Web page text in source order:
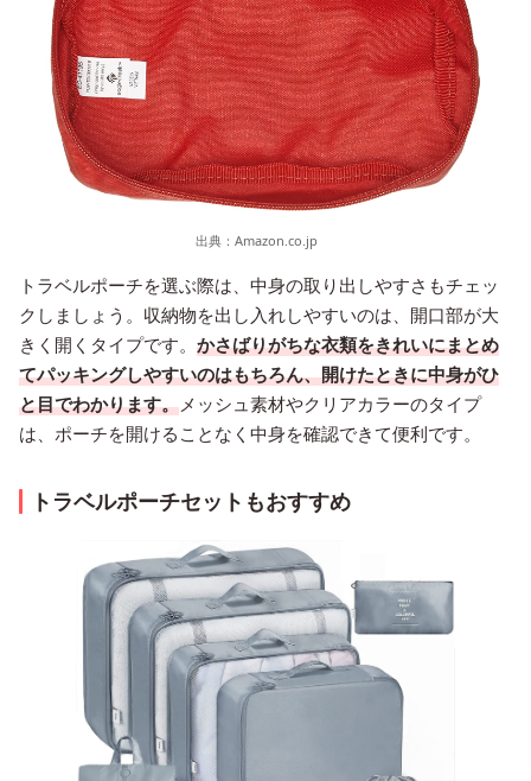
出典： Amazon.co.jp
トラベルポーチを選ぶ際は、中身の取り出しやすさもチェッ
クしましょう。収納物を出し入れしやすいのは、開口部が大
きく開くタイプです。 かさばりがちな衣類をきれいにまとめ
てパッキングしやすいのはもちろん、開けたときに中身がひ
と目でわかります。 メッシュ素材やクリアカラーのタイプ
は、ポーチを開けることなく中身を確認できて便利です。
トラベルポーチセットもおすすめ